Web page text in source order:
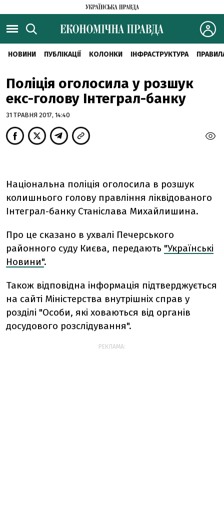
НОВИНИ ПУБЛІКАЦІЇ КОЛОНКИ ІНФРАСТРУКТУРА
Поліція оголосила у розшук
екс-голову Інтеграл-банку
31 ТРАВНЯ 2017, 14:40
Національна поліція оголосила в розшук
колишнього голову правління ліквідованого
Інтеграл-банку Станіслава Михайлишина.
Про це сказано в ухвалі Печерського
районного суду Києва, передають "Українські
Новини".
Також відповідна інформація підтверджується
на сайті Міністерства внутрішніх справ у
розділі "Особи, які ховаються від органів
досудового розслідування".
РЕКЛАМА: